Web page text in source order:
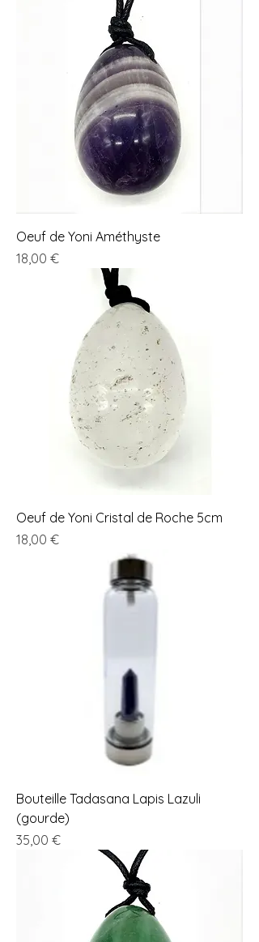
Oeuf de Yoni Améthyste
Prix
18,00 €
Oeuf de Yoni Cristal de Roche 5cm
Prix
18,00 €
Bouteille Tadasana Lapis Lazuli
(gourde)
Prix
35,00 €